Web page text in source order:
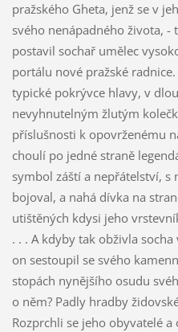
pražského Gheta, jenž se v
svého nenápadného života,
postavil sochař umělec
portálu nové pražské
typické pokrývce hlavy, v
nevyhnutelným žlutým
příslušnosti k opovrženému
choulí po jedné straně
symbol záští a nepřátelství,
bojoval, a nahá dívka na
utištěných kdysi jeho
. . . A kdyby tak obživla
on sestoupil se svého
stopách nynějšího osudu
o něm? Padly hradby
Rozprchli se jeho obyvatelé